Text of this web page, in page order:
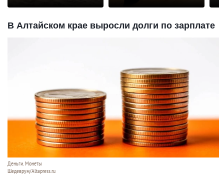
В Алтайском крае выросли долги по зарплате
Деньги. Монеты
Шедеврум/Altapress.ru